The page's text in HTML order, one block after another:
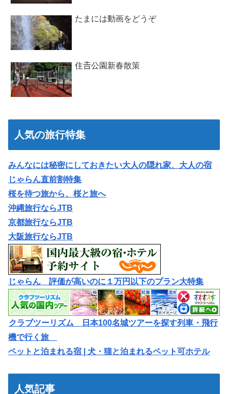
たまには動画をどうぞ
住𠮷公園新春散策
人気の旅行特集
みんなには秘密にしておきたい大人の隠れ家、大人の宿
じゃらん直前割特集
桜を待つ旅から、桜と旅へ
沖縄旅行ならJTB
京都旅行ならJTB
大阪旅行ならJTB
じゃらん 評価が高いのに１万円以下のプラン大特集
クラブツーリズム 日本100名城ツアーを探す列車・飛行
機で行く旅
ペットと泊まれる宿 | 犬・猫と泊まれるペット可ホテル
人気記事